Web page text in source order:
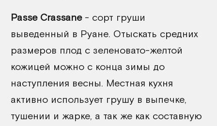
Passe Crassane- сорт груши
выведенный в Руане. Отыскать средних
размеров плод с зеленовато-желтой
кожицей можно с конца зимы до
наступления весны. Местная кухня
активно использует грушу в выпечке,
тушении и жарке, а так же как составную